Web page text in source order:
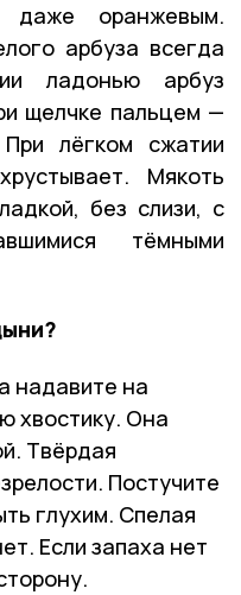
даже оранжевым.
арбуза всегда
ладонью арбуз
щелчке пальцем —
лёгком сжатии
Мякоть
без слизи, с
тёмными
надавите на
хвостику. Она
Твёрдая
Постучите
глухим. Спелая
Если запаха нет